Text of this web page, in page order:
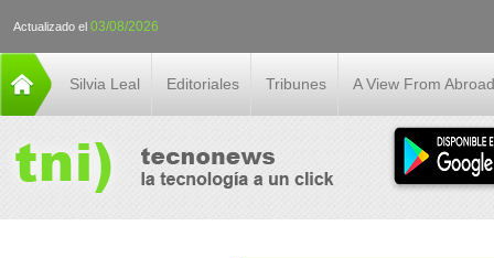
Actualizado el 03/08/2026
Silvia Leal Editoriales Tribunes A View From Abroad